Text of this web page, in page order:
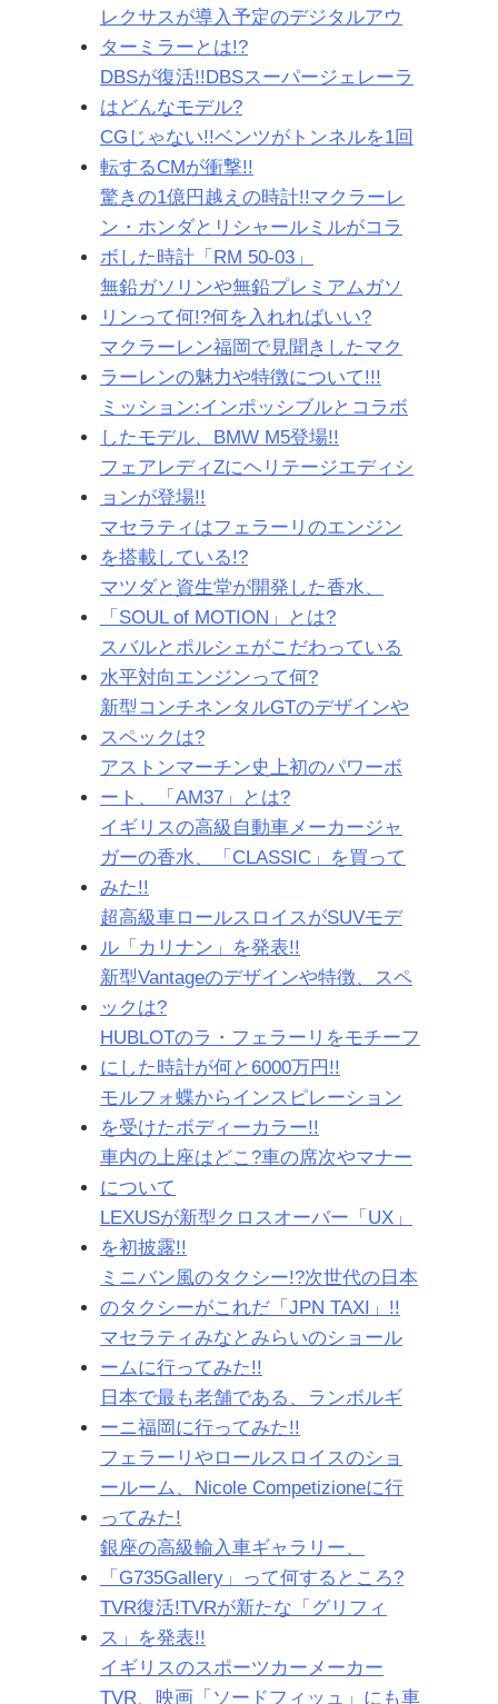
レクサスが導入予定のデジタルアウ
ターミラーとは!?
DBSが復活!!DBSスーパージェレーラ
はどんなモデル?
CGじゃない!!ベンツがトンネルを1回
転するCMが衝撃!!
驚きの1億円越えの時計!!マクラーレ
ン・ホンダとリシャールミルがコラ
ボした時計「RM 50-03」
無鉛ガソリンや無鉛プレミアムガソ
リンって何!?何を入れればいい?
マクラーレン福岡で見聞きしたマク
ラーレンの魅力や特徴について!!!
ミッション:インポッシブルとコラボ
したモデル、BMW M5登場!!
フェアレディZにヘリテージエディシ
ョンが登場!!
マセラティはフェラーリのエンジン
を搭載している!?
マツダと資生堂が開発した香水、
「SOUL of MOTION」とは?
スバルとポルシェがこだわっている
水平対向エンジンって何?
新型コンチネンタルGTのデザインや
スペックは?
アストンマーチン史上初のパワーボ
ート、「AM37」とは?
イギリスの高級自動車メーカージャ
ガーの香水、「CLASSIC」を買って
みた!!
超高級車ロールスロイスがSUVモデ
ル「カリナン」を発表!!
新型Vantageのデザインや特徴、スペ
ックは?
HUBLOTのラ・フェラーリをモチーフ
にした時計が何と6000万円!!
モルフォ蝶からインスピレーション
を受けたボディーカラー!!
車内の上座はどこ?車の席次やマナー
について
LEXUSが新型クロスオーバー「UX」
を初披露!!
ミニバン風のタクシー!?次世代の日本
のタクシーがこれだ「JPN TAXI」!!
マセラティみなとみらいのショール
ームに行ってみた!!
日本で最も老舗である、ランボルギ
ーニ福岡に行ってみた!!
フェラーリやロールスロイスのショ
ールーム、Nicole Competizioneに行
ってみた!
銀座の高級輸入車ギャラリー、
「G735Gallery」って何するところ?
TVR復活!TVRが新たな「グリフィ
ス」を発表!!
イギリスのスポーツカーメーカー
TVR、映画「ソードフィッュ」にも車